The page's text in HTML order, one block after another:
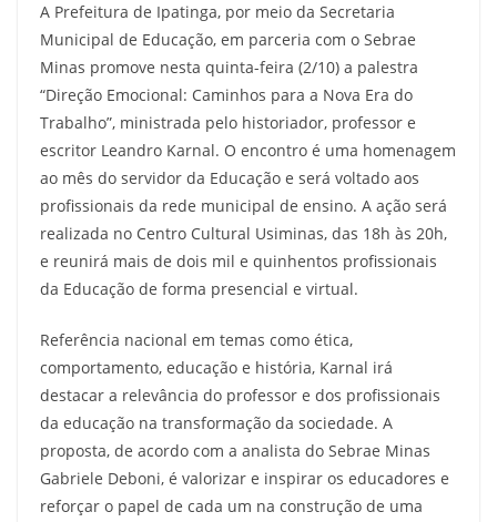
A Prefeitura de Ipatinga, por meio da Secretaria
Municipal de Educação, em parceria com o Sebrae
Minas promove nesta quinta-feira (2/10) a palestra
“Direção Emocional: Caminhos para a Nova Era do
Trabalho”, ministrada pelo historiador, professor e
escritor Leandro Karnal. O encontro é uma homenagem
ao mês do servidor da Educação e será voltado aos
profissionais da rede municipal de ensino. A ação será
realizada no Centro Cultural Usiminas, das 18h às 20h,
e reunirá mais de dois mil e quinhentos profissionais
da Educação de forma presencial e virtual.
Referência nacional em temas como ética,
comportamento, educação e história, Karnal irá
destacar a relevância do professor e dos profissionais
da educação na transformação da sociedade. A
proposta, de acordo com a analista do Sebrae Minas
Gabriele Deboni, é valorizar e inspirar os educadores e
reforçar o papel de cada um na construção de uma